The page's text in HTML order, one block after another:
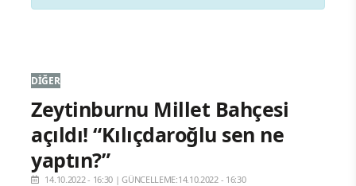
DIĞER
Zeytinburnu Millet Bahçesi
açıldı! “Kılıçdaroğlu sen ne
yaptın?”
14.10.2022 - 16:30 |GÜNCELLEME:14.10.2022 - 16:30